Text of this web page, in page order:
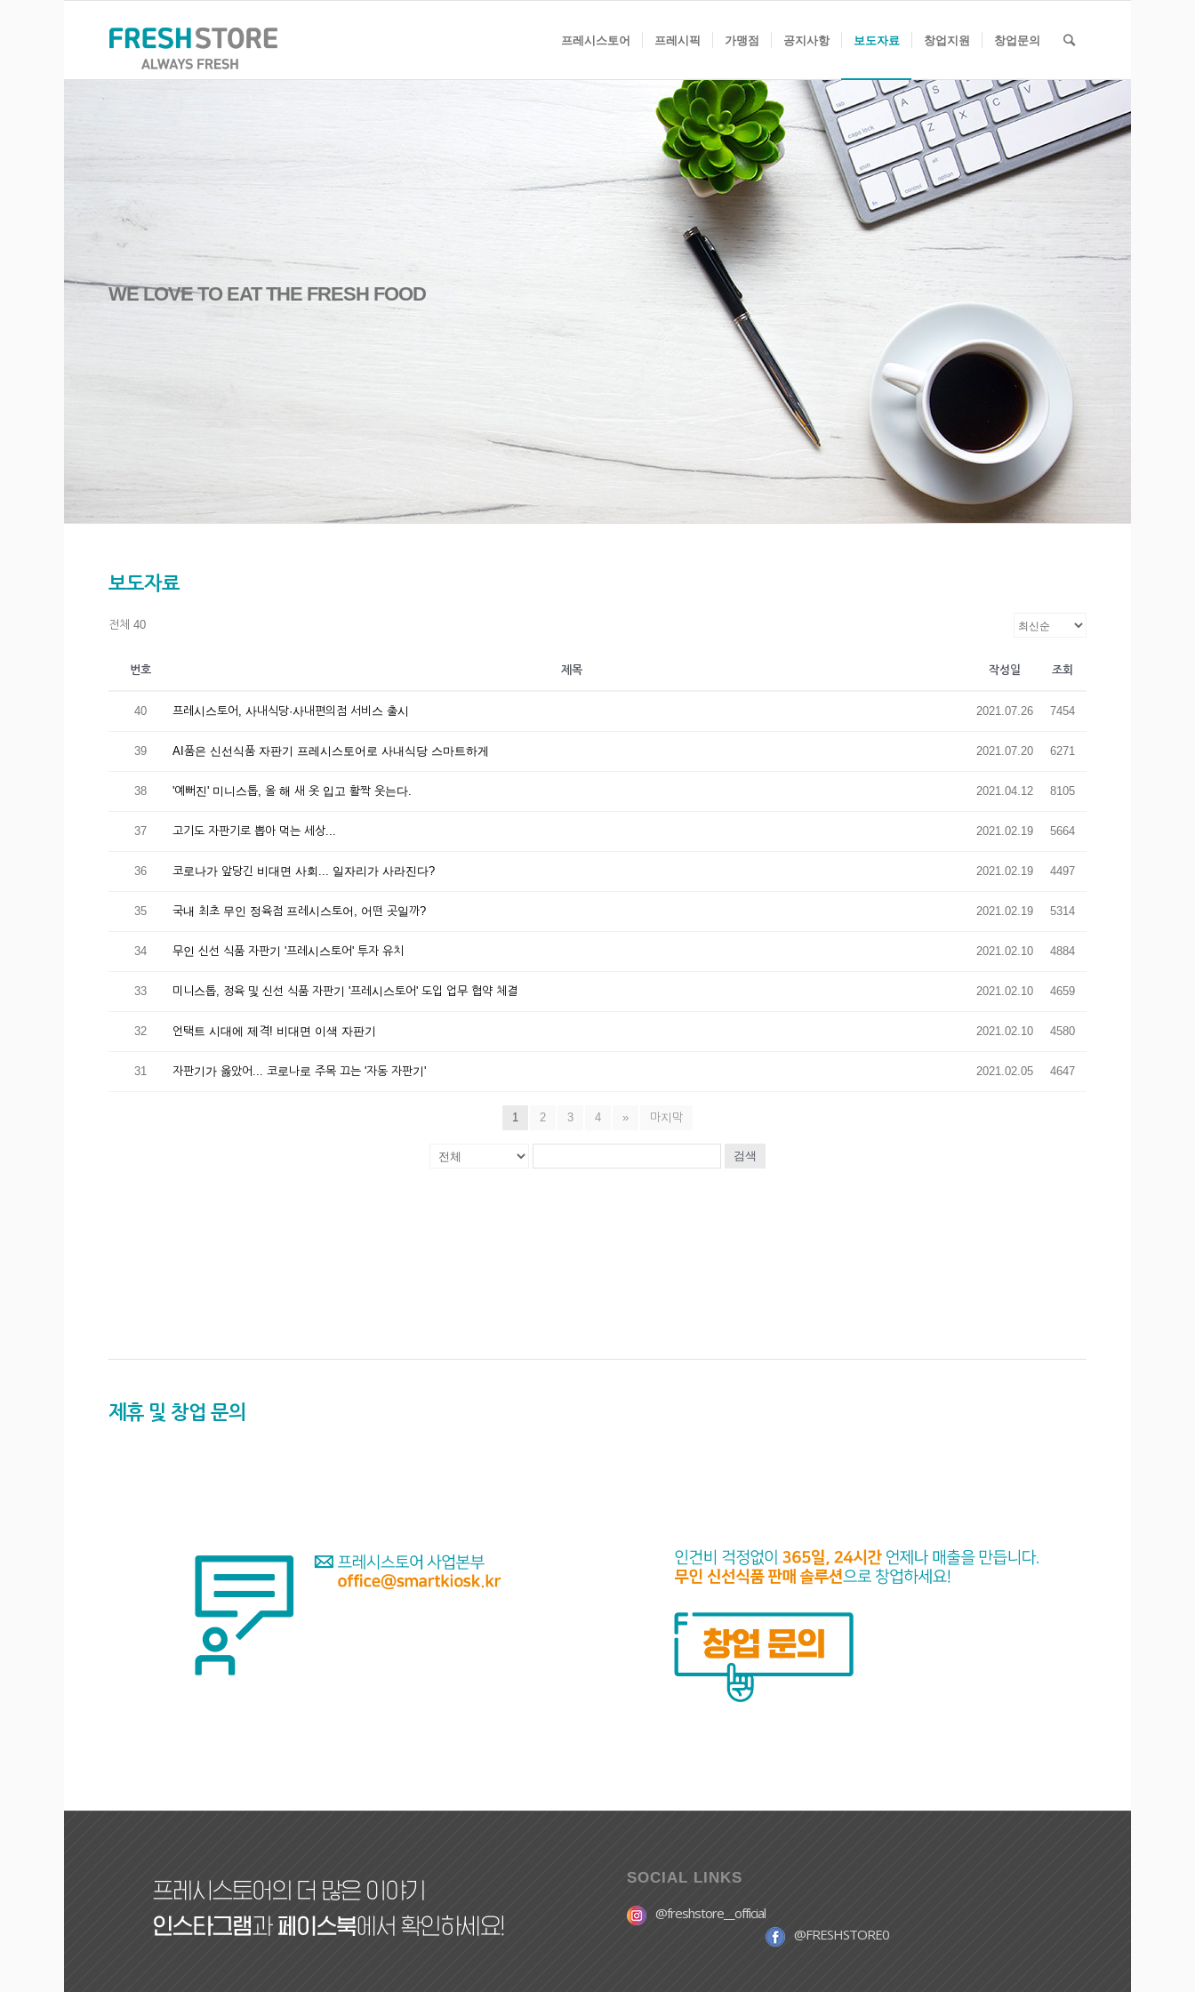
프레시스토어 프레시픽 가맹점 공지사항 보도자료 창업지원 창업문의
WE LOVE TOEAT THE FRESH FOOD
보도자료
전체 40
번호 제목 작성일 조회
40 프레시스토어, 사내식당·사내편의점 서비스 출시 2021.07.26 7454
39 AI품은 신선식품 자판기 프레시스토어로 사내식당 스마트하게 2021.07.20 6271
38 '예뻐진' 미니스톱, 올 해 새 옷 입고 활짝 웃는다. 2021.04.12 8105
37 고기도 자판기로 뽑아 먹는 세상... 2021.02.19 5664
36 코로나가 앞당긴 비대면 사회... 일자리가 사라진다? 2021.02.19 4497
35 국내 최초 무인 정육점 프레시스토어, 어떤 곳일까? 2021.02.19 5314
34 무인 신선 식품 자판기 '프레시스토어' 투자 유치 2021.02.10 4884
33 미니스톱, 정육 및 신선 식품 자판기 '프레시스토어' 도입 업무 협약 체결 2021.02.10 4659
32 언택트 시대에 제격! 비대면 이색 자판기 2021.02.10 4580
31 자판기가 옳았어... 코로나로 주목 끄는 '자동 자판기' 2021.02.05 4647
1 2 3 4 » 마지막
검색
제휴 및 창업 문의
SOCIAL LINKS
@freshstore__official
@FRESHSTORE0